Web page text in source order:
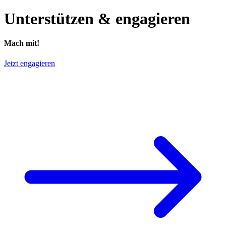
Unterstützen & engagieren
Mach mit!
Jetzt engagieren